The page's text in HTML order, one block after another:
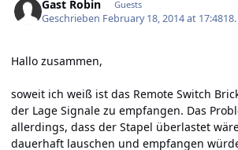
Gast Robin Guests
Geschrieben February 18, 2014 at 17:48
Hallo zusammen,
soweit ich weiß ist das Remote Switch
der Lage Signale zu empfangen. Das
allerdings, dass der Stapel überlastet
dauerhaft lauschen und empfangen